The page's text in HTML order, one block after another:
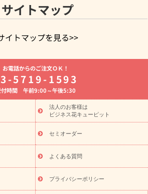
サイトマップ
イトマップを見る>>
お祝いの花特集
誕生日フラワーギフト特集
キョウ)
開店・開業祝い
悔やみ お供え・お悔やみの花
夜・葬儀に贈る花 胡蝶蘭・花鉢
のイベント
ひまわり ギフト・プレゼント
盆） 季節のイベント
お盆 花（新
新盆・初盆）
お盆・お供え 花とセットギ
リザーブドフラワー
ひまわり ギフト・プ
贈り・お中元・暑中見舞い 花のギフト特集
フト・プレゼント特集
集
敬老の日 花のおすすめランキング
敬
・プレゼント特集
敬老の日 花とセットギ
敬老の日の花 全てのギフト一覧
キャン
お電話からのご注文ＯＫ！
5719-1593
付時間 午前9:00～午後5:30
法人のお客様は
ビジネス花キューピット
セミオーダー
よくある質問
プライバシーポリシー